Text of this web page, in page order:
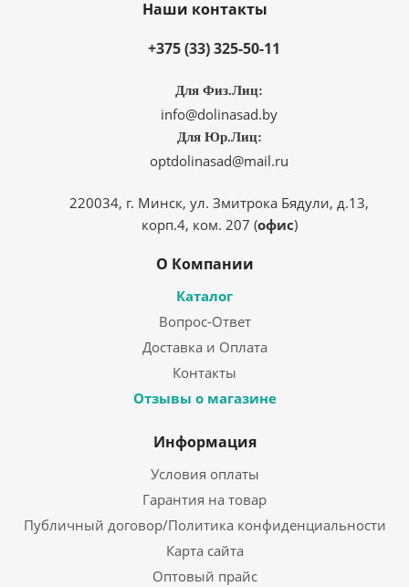
Наши контакты
+375 (33) 325-50-11
Для Физ.Лиц:
info@dolinasad.by
Для Юр.Лиц:
optdolinasad@mail.ru
220034, г. Минск, ул. Змитрока Бядули, д.13,
корп.4, ком. 207 (офис)
О Компании
Каталог
Вопрос-Ответ
Доставка и Оплата
Контакты
Отзывы о магазине
Информация
Условия оплаты
Гарантия на товар
Публичный договор/Политика конфиденциальности
Карта сайта
Оптовый прайс